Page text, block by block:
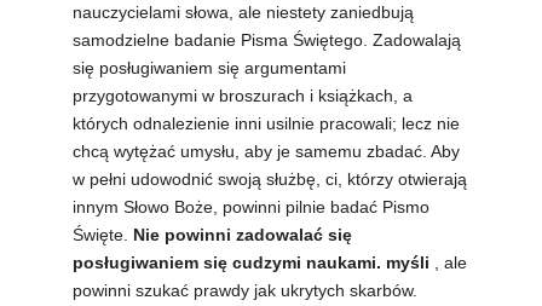
nauczycielami słowa, ale niestety zaniedbują
samodzielne badanie Pisma Świętego. Zadowalają
się posługiwaniem się argumentami
przygotowanymi w broszurach i książkach, a
których odnalezienie inni usilnie pracowali; lecz nie
chcą wytężać umysłu, aby je samemu zbadać. Aby
w pełni udowodnić swoją służbę, ci, którzy otwierają
innym Słowo Boże, powinni pilnie badać Pismo
Święte. Nie powinni zadowalać się
posługiwaniem się cudzymi naukami. myśli , ale
powinni szukać prawdy jak ukrytych skarbów.